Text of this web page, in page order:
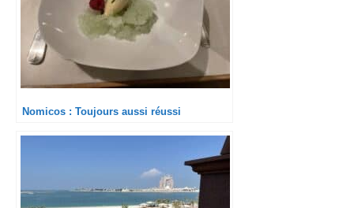
Nomicos : Toujours aussi réussi